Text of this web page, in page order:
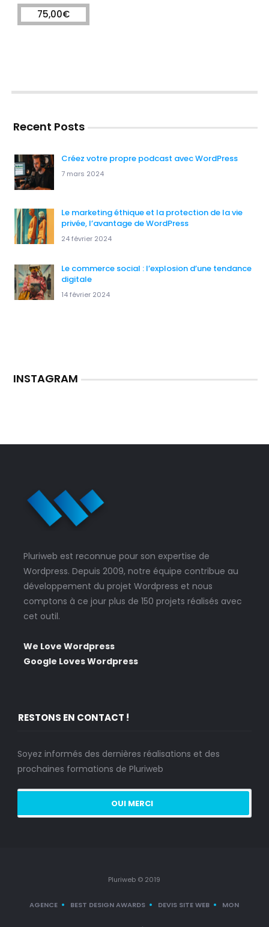
75,00€
Recent Posts
Créez votre propre podcast avec WordPress
7 mars 2024
Le marketing éthique et la protection de la vie
privée, l’avantage de WordPress
24 février 2024
Le commerce social : l’explosion d’une tendance
digitale
14 février 2024
INSTAGRAM
Pluriweb est reconnue pour son expertise de
Wordpress. Depuis 2009, notre équipe contribue au
développement du projet Wordpress et nous
comptons à ce jour plus de 150 projets réalisés avec
cet outil.
We Love Wordpress
Google Loves Wordpress
RESTONS EN CONTACT !
Soyez informés des dernières réalisations et des
prochaines formations de Pluriweb
Pluriweb © 2019
AGENCE BEST DESIGN AWARDS DEVIS SITE WEB MON